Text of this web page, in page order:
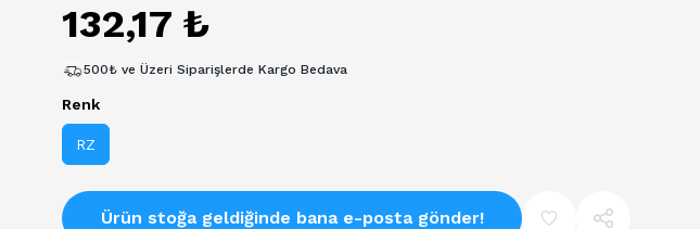
132,17 ₺
500₺ ve Üzeri Siparişlerde Kargo Bedava
Renk
RZ
Ürün stoğa geldiğinde bana e-posta gönder!